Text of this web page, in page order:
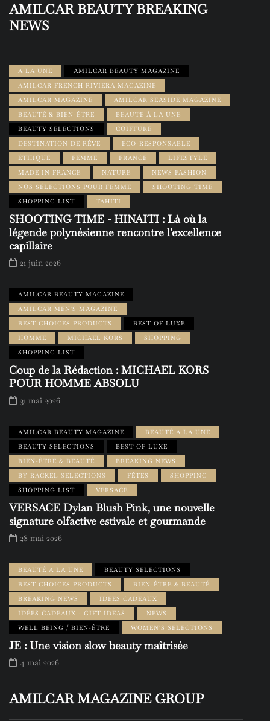
AMILCAR BEAUTY BREAKING
NEWS
À LA UNE
AMILCAR BEAUTY MAGAZINE
AMILCAR FRENCH RIVIERA MAGAZINE
AMILCAR MAGAZINE
AMILCAR SEASIDE MAGAZINE
BEAUTÉ & BIEN-ÊTRE
BEAUTÉ À LA UNE
BEAUTY SELECTIONS
COIFFURE
DESTINATION DE RÊVE
ÉCO-RESPONSABLE
ÉTHIQUE
FEMME FRANCE
LIFESTYLE
MADE IN FRANCE
NATURE
NEWS FASHION
NOS SÉLECTIONS POUR FEMME
SHOOTING TIME
SHOPPING LIST
TAHITI
SHOOTING TIME - HINAITI : Là où la
légende polynésienne rencontre l'excellence
capillaire
21 juin 2026
AMILCAR BEAUTY MAGAZINE
AMILCAR MEN'S MAGAZINE
BEST CHOICES PRODUCTS
BEST OF LUXE
HOMME
MICHAEL KORS
SHOPPING
SHOPPING LIST
Coup de la Rédaction : MICHAEL KORS
POUR HOMME ABSOLU
31 mai 2026
AMILCAR BEAUTY MAGAZINE
BEAUTÉ À LA UNE
BEAUTY SELECTIONS
BEST OF LUXE
BIEN-ÊTRE & BEAUTÉ
BREAKING NEWS
BY RACKEL SELECTIONS
FÊTES
SHOPPING
SHOPPING LIST
VERSACE
VERSACE Dylan Blush Pink, une nouvelle
signature olfactive estivale et gourmande
28 mai 2026
BEAUTÉ À LA UNE
BEAUTY SELECTIONS
BEST CHOICES PRODUCTS
BIEN-ÊTRE & BEAUTÉ
BREAKING NEWS
IDÉES CADEAUX
IDÉES CADEAUX - GIFT IDEAS
NEWS
WELL BEING / BIEN-ÊTRE
WOMEN'S SELECTIONS
JE : Une vision slow beauty maîtrisée
4 mai 2026
AMILCAR MAGAZINE GROUP